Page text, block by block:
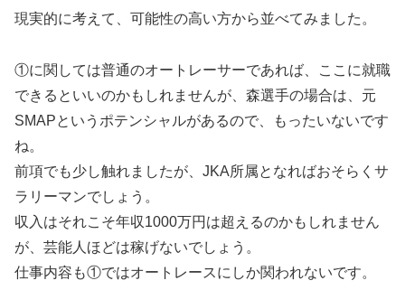
現実的に考えて、可能性の高い方から並べてみました。
①に関しては普通のオートレーサーであれば、ここに就職
できるといいのかもしれませんが、森選手の場合は、元
SMAPというポテンシャルがあるので、もったいないです
ね。
前項でも少し触れましたが、JKA所属となればおそらくサ
ラリーマンでしょう。
収入はそれこそ年収1000万円は超えるのかもしれません
が、芸能人ほどは稼げないでしょう。
仕事内容も①ではオートレースにしか関われないです。